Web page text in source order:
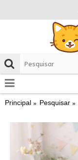
Principal Pesquisar